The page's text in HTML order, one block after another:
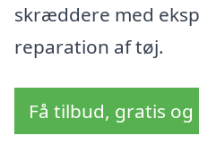
skræddere med
reparation af tøj.
Få tilbud, gratis